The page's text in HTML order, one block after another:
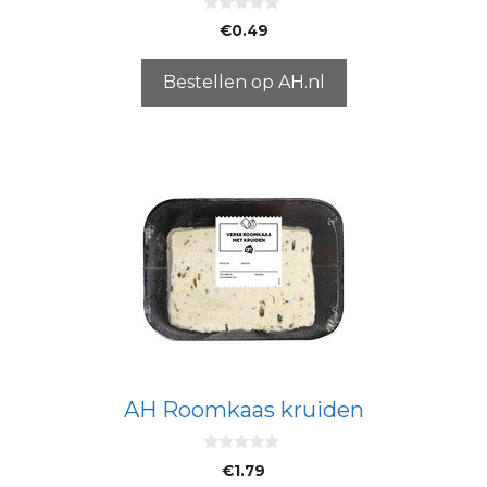
5
€0.49
Bestellen op AH.nl
AH Roomkaas kruiden
€1.79